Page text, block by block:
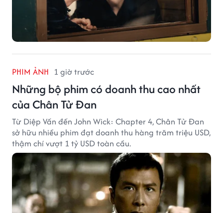
PHIM ẢNH 1 giờ trước
Những bộ phim có doanh thu cao nhất
của Chân Tử Đan
Từ Diệp Vấn đến John Wick: Chapter 4, Chân Tử Đan
sở hữu nhiều phim đạt doanh thu hàng trăm triệu USD,
thậm chí vượt 1 tỷ USD toàn cầu.